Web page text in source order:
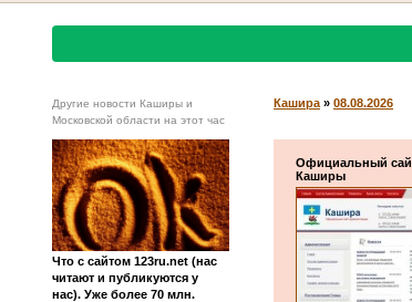
Другие новости Каширы и
Московской области на этот час
Что с сайтом 123ru.net (нас
читают и публикуются у
нас). Уже более 70 млн.
Кашира » 08.08.2026
Официальный
Каширы